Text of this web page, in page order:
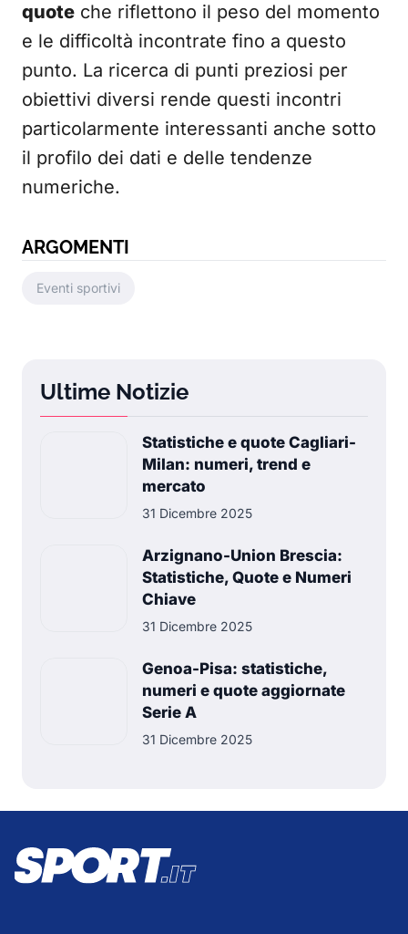
quote che riflettono il peso del momento
e le difficoltà incontrate fino a questo
punto. La ricerca di punti preziosi per
obiettivi diversi rende questi incontri
particolarmente interessanti anche sotto
il profilo dei dati e delle tendenze
numeriche.
ARGOMENTI
Eventi sportivi
Ultime Notizie
Statistiche e quote Cagliari-
Milan: numeri, trend e
mercato
31 Dicembre 2025
Arzignano-Union Brescia:
Statistiche, Quote e Numeri
Chiave
31 Dicembre 2025
Genoa-Pisa: statistiche,
numeri e quote aggiornate
Serie A
31 Dicembre 2025